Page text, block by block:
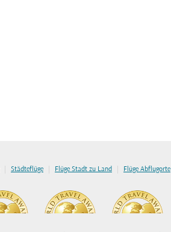
| Städteflüge | Flüge Stadt zu Land | Flüge Abflugorte